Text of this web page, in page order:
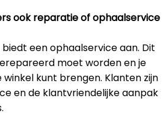
ook reparatie of ophaalservice
een ophaalservice aan. Dit
moet worden en je
kunt brengen. Klanten zijn
en de klantvriendelijke aanpak